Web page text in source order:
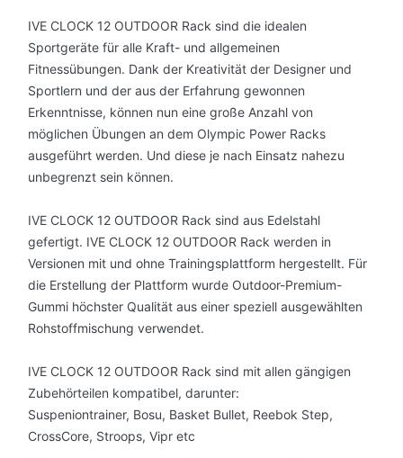
IVE CLOCK 12 OUTDOOR Rack sind die idealen
Sportgeräte für alle Kraft- und allgemeinen
Fitnessübungen. Dank der Kreativität der Designer und
Sportlern und der aus der Erfahrung gewonnen
Erkenntnisse, können nun eine große Anzahl von
möglichen Übungen an dem Olympic Power Racks
ausgeführt werden. Und diese je nach Einsatz nahezu
unbegrenzt sein können.
IVE CLOCK 12 OUTDOOR Rack sind aus Edelstahl
gefertigt. IVE CLOCK 12 OUTDOOR Rack werden in
Versionen mit und ohne Trainingsplattform hergestellt. Für
die Erstellung der Plattform wurde Outdoor-Premium-
Gummi höchster Qualität aus einer speziell ausgewählten
Rohstoffmischung verwendet.
IVE CLOCK 12 OUTDOOR Rack sind mit allen gängigen
Zubehörteilen kompatibel, darunter:
Suspeniontrainer, Bosu, Basket Bullet, Reebok Step,
CrossCore, Stroops, Vipr etc